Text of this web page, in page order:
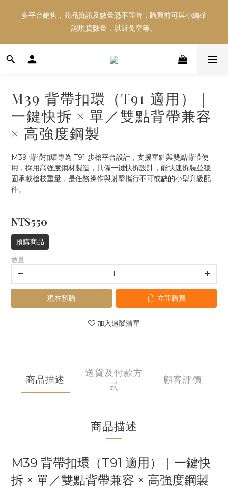
多平台銷售，商品資訊及數量恐不即時，購買前可與小編確
認現貨數量，以避免空等。
多平台銷售，商品資訊及數量恐不即時，購買前可與小編確
認現貨數量，以避免空等。
好東西跟好朋友分享～推薦好友一同享100元購物金！！！
多平台銷售，商品資訊及數量恐不即時，購買前可與小編確
認現貨數量，以避免空等。
M39 背帶扣環（T91 適用）｜
一鍵快拆 × 單／雙點背帶兼容
× 高強度鋼製
M39 背帶扣環專為 T91 步槍平台設計，支援單點與雙點背帶使
用，採用高強度鋼材製造，具備一鍵快拆設計，能快速拆裝並穩
固承載槍枝重量，是任務操作與射擊攜行不可或缺的小型升級配
件。
NT$550
預購商品
數量
現在預購 立即購買
加入追蹤清單
商品描述
送貨及付款方
式
顧客評價
商品描述
M39 背帶扣環（T91 適用）｜一鍵快
拆 × 單／雙點背帶兼容 × 高強度鋼製